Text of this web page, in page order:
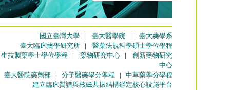
國立臺灣大學 | 臺大醫學院 | 臺大藥學系
臺大臨床藥學研究所 | 醫藥法規科學碩士學位學程
生技製藥學士學位學程 | 藥物研究中心 | 創新藥物研究
中心
臺大醫院藥劑部 | 分子醫藥學分學程 | 中草藥學分學程
建立臨床質譜與核磁共振結構鑑定核心設施平台